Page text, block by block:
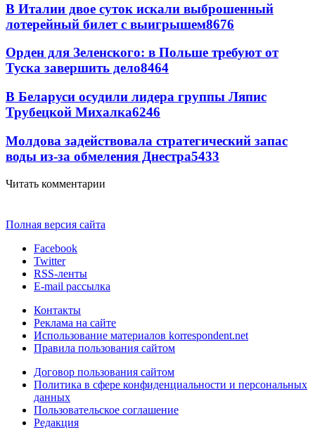
В Италии двое суток искали выброшенный
лотерейный билет с выигрышем8676
Орден для Зеленского: в Польше требуют от
Туска завершить дело8464
В Беларуси осудили лидера группы Ляпис
Трубецкой Михалка6246
Молдова задействовала стратегический запас
воды из-за обмеления Днестра5433
Читать комментарии
Полная версия сайта
Facebook
Twitter
RSS-ленты
E-mail рассылка
Контакты
Реклама на сайте
Использование материалов korrespondent.net
Правила пользования сайтом
Договор пользования сайтом
Политика в сфере конфиденциальности и персональных
данных
Пользовательское соглашение
Редакция